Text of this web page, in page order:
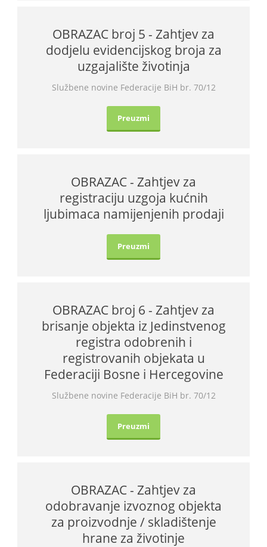
OBRAZAC broj 5 - Zahtjev za
dodjelu evidencijskog broja za
uzgajalište životinja
Službene novine Federacije BiH br. 70/12
Preuzmi
OBRAZAC - Zahtjev za
registraciju uzgoja kućnih
ljubimaca namijenjenih prodaji
Preuzmi
OBRAZAC broj 6 - Zahtjev za
brisanje objekta iz Jedinstvenog
registra odobrenih i
registrovanih objekata u
Federaciji Bosne i Hercegovine
Službene novine Federacije BiH br. 70/12
Preuzmi
OBRAZAC - Zahtjev za
odobravanje izvoznog objekta
za proizvodnje / skladištenje
hrane za životinje